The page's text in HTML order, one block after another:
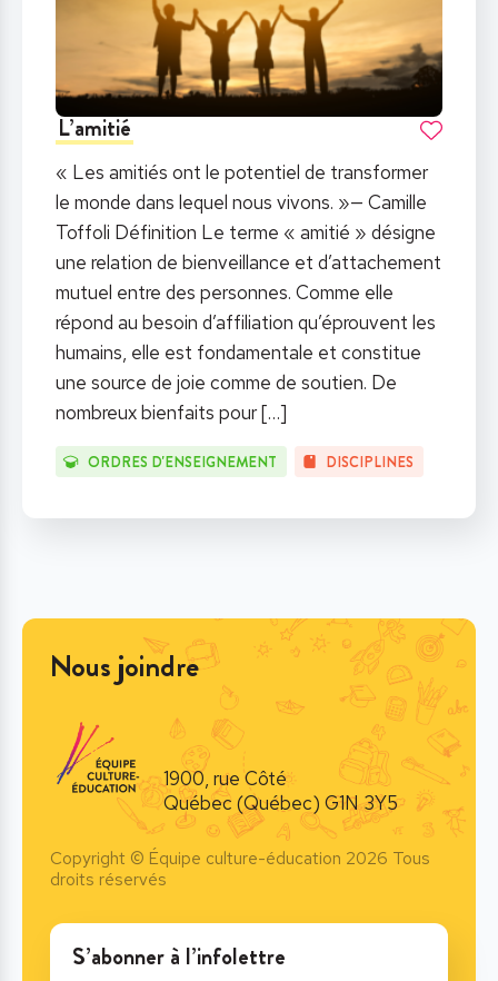
L’amitié
« Les amitiés ont le potentiel de transformer
le monde dans lequel nous vivons. »— Camille
Toffoli Définition Le terme « amitié » désigne
une relation de bienveillance et d’attachement
mutuel entre des personnes. Comme elle
répond au besoin d’affiliation qu’éprouvent les
humains, elle est fondamentale et constitue
une source de joie comme de soutien. De
nombreux bienfaits pour[…]
ORDRES D'ENSEIGNEMENT DISCIPLINES
Nous joindre
1900, rue Côté
Québec (Québec) G1N 3Y5
Copyright © Équipe culture-éducation 2026 Tous
droits réservés
S’abonner à l’infolettre